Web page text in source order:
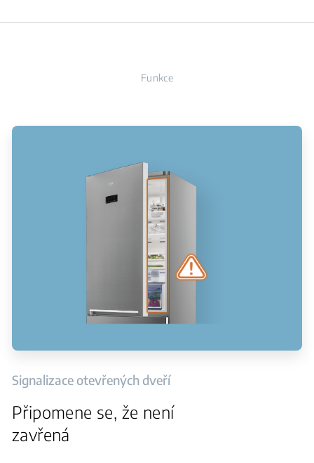
Funkce
Signalizace otevřených dveří
Připomene se, že není
zavřená